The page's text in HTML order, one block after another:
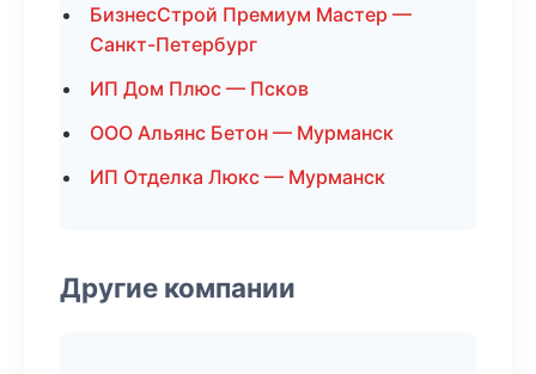
БизнесСтрой Премиум Мастер —
Санкт-Петербург
ИП Дом Плюс — Псков
ООО Альянс Бетон — Мурманск
ИП Отделка Люкс — Мурманск
Другие компании